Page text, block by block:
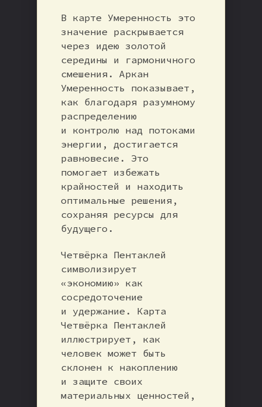
В карте Умеренность это
значение раскрывается
через идею золотой
середины и гармоничного
смешения. Аркан
Умеренность показывает,
как благодаря разумному
распределению
и контролю над потоками
энергии, достигается
равновесие. Это
помогает избежать
крайностей и находить
оптимальные решения,
сохраняя ресурсы для
будущего.
Четвёрка Пентаклей
символизирует
«экономию» как
сосредоточение
и удержание. Карта
Четвёрка Пентаклей
иллюстрирует, как
человек может быть
склонен к накоплению
и защите своих
материальных ценностей,